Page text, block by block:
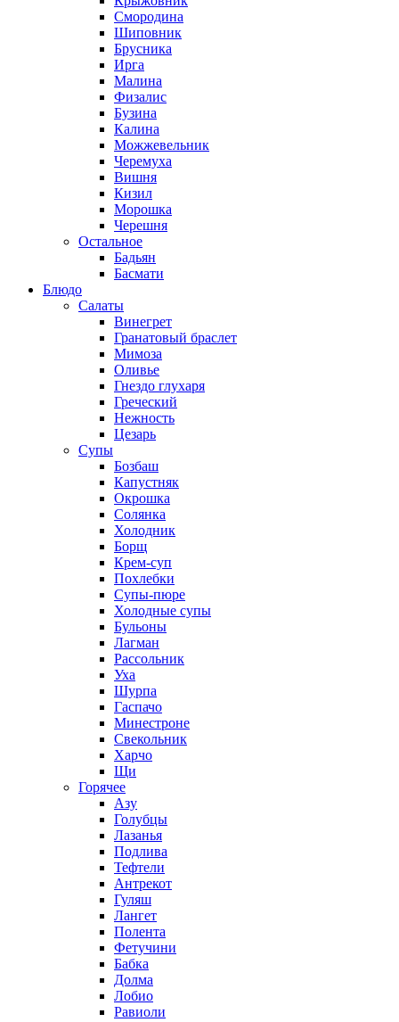
Смородина
Шиповник
Брусника
Ирга
Малина
Физалис
Бузина
Калина
Можжевельник
Черемуха
Вишня
Кизил
Морошка
Черешня
Остальное
Бадьян
Басмати
Блюдо
Салаты
Винегрет
Гранатовый браслет
Мимоза
Оливье
Гнездо глухаря
Греческий
Нежность
Цезарь
Супы
Бозбаш
Капустняк
Окрошка
Солянка
Холодник
Борщ
Крем-суп
Похлебки
Супы-пюре
Холодные супы
Бульоны
Лагман
Рассольник
Уха
Шурпа
Гаспачо
Минестроне
Свекольник
Харчо
Щи
Горячее
Азу
Голубцы
Лазанья
Подлива
Тефтели
Антрекот
Гуляш
Лангет
Полента
Фетучини
Бабка
Долма
Лобио
Равиоли